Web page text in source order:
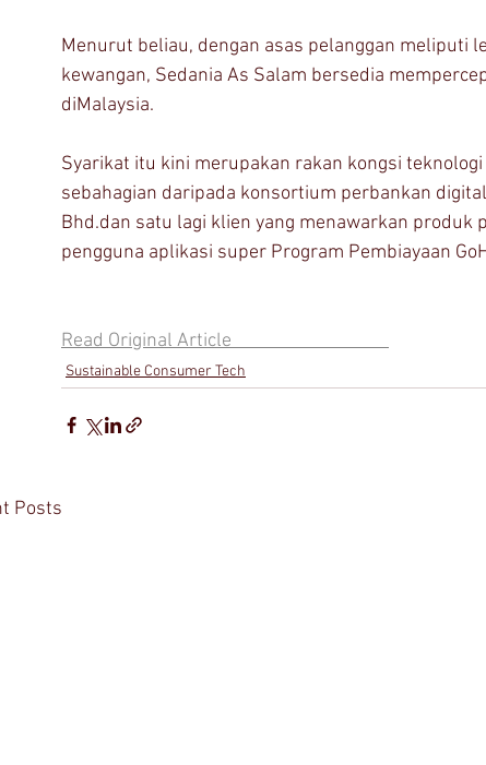
Menurut beliau, dengan asas pelanggan meliputi
kewangan, Sedania As Salam bersedia
diMalaysia.
Syarikat itu kini merupakan rakan kongsi
sebahagian daripada konsortium perbankan
Bhd.dan satu lagi klien yang menawarkan produk
pengguna aplikasi super Program Pembiayaan
Read Original Article
Sustainable Consumer Tech
Posts